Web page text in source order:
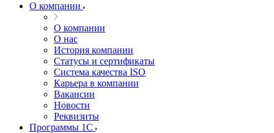
О компании
О компании
О нас
История компании
Статусы и сертификаты
Система качества ISO
Карьера в компании
Вакансии
Новости
Реквизиты
Программы 1С